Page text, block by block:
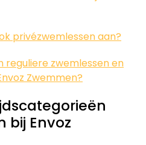
privézwemlessen aan?
reguliere zwemlessen en
Zwemmen?
bij Envoz